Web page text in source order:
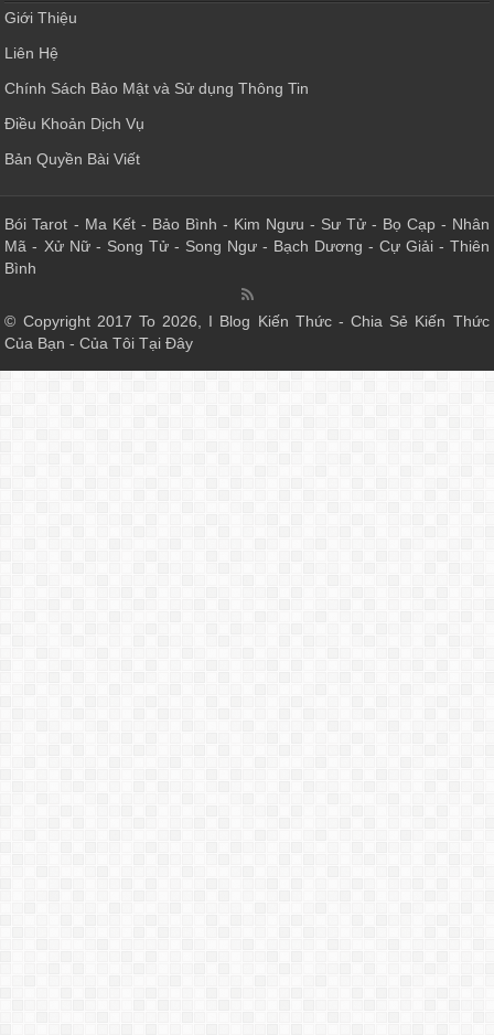
Giới Thiệu
Liên Hệ
Chính Sách Bảo Mật và Sử dụng Thông Tin
Điều Khoản Dịch Vụ
Bản Quyền Bài Viết
Bói Tarot - Ma Kết- Bảo Bình - Kim Ngưu - Sư Tử- Bọ Cạp- Nhân
Mã - Xử Nữ- Song Tử- Song Ngư- Bạch Dương - Cự Giải- Thiên
Bình
© Copyright 2017 To 2026, I Blog Kiến Thức - Chia Sẻ Kiến Thức
Của Bạn - Của Tôi Tại Đây